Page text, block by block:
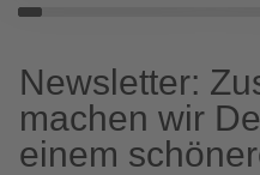
Newsletter:
machen wir
einem